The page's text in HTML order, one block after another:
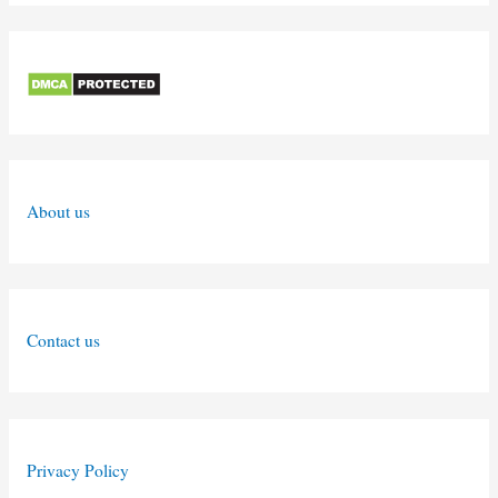
About us
Contact us
Privacy Policy